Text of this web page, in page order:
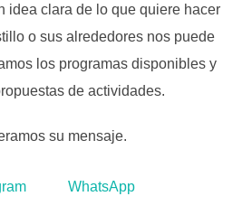
idea clara de lo que quiere hacer
o sus alrededores nos puede
los programas disponibles y
de actividades.
su mensaje.
WhatsApp